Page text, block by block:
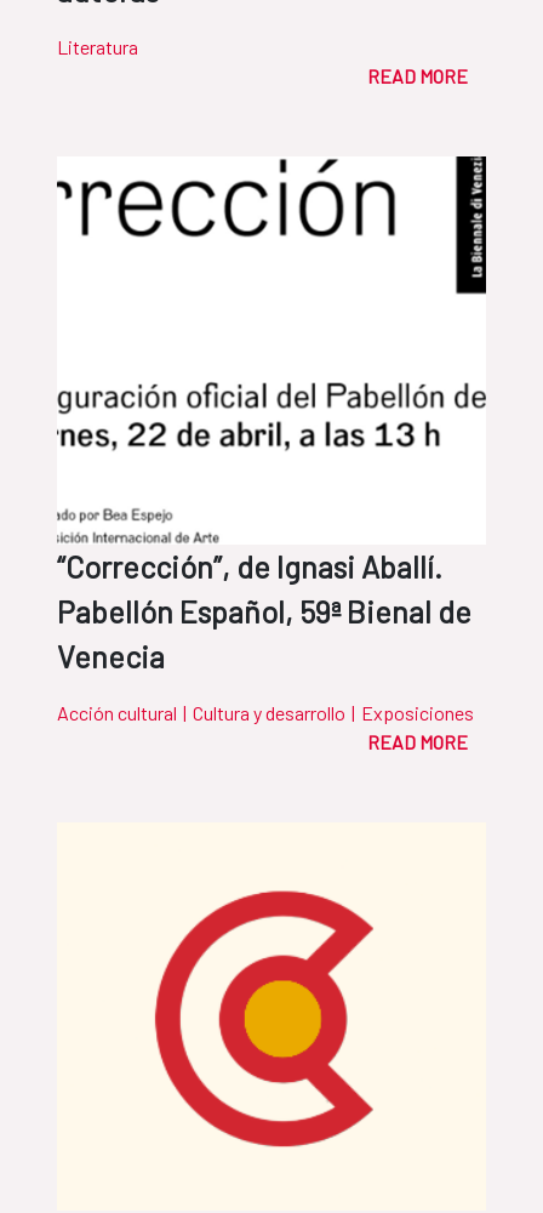
Literatura
READ MORE
“Corrección”, de Ignasi Aballí.
Pabellón Español, 59ª Bienal de
Venecia
Acción cultural | Cultura y desarrollo | Exposiciones
READ MORE